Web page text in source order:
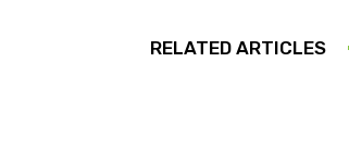
RELATED ARTICLES